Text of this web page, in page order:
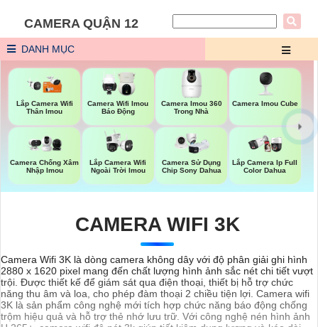
CAMERA QUẬN 12
DANH MỤC
Lắp Camera Wifi
Thân Imou
Camera Wifi Imou
Báo Động
Camera Imou 360
Trong Nhà
Camera Imou Cube
Camera Chống Xâm
Nhập Imou
Lắp Camera Wifi
Ngoài Trời Imou
Camera Sử Dụng
Chip Sony Dahua
Lắp Camera Ip Full
Color Dahua
CAMERA WIFI 3K
Camera Wifi 3K là dòng camera không dây với độ phân giải ghi hình
2880 x 1620 pixel mang đến chất lượng hình ảnh sắc nét chi tiết vượt
trội. Được thiết kế để giám sát qua điện thoại, thiết bị hỗ trợ chức
năng thu âm và loa, cho phép đàm thoại 2 chiều tiện lợi. Camera wifi
3K là sản phẩm công nghệ mới tích hợp chức năng báo động chống
trộm hiệu quả và hỗ trợ thẻ nhớ lưu trữ. Với công nghệ nén hình ảnh